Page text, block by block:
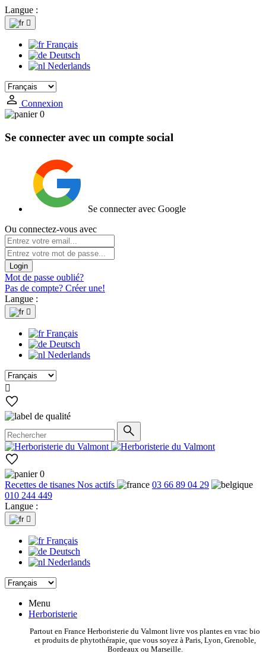
Langue :

Français
Deutsch
Nederlands
Connexion
0
Se connecter avec un compte social
Se connecter avec Google
Ou connectez-vous avec
Login
Mot de passe oublié?
Pas de compte? Créer une!
Langue :

Français
Deutsch
Nederlands

0
Recettes de tisanes Nos actifs
03 66 89 04 29
010 244 449
Langue :

Français
Deutsch
Nederlands
Menu
Herboristerie
Partout en France Herboristerie du Valmont livre vos plantes en vrac bio
et produits de phytothérapie, que vous soyez à Paris, Lyon, Grenoble,
Bordeaux ou Marseille.